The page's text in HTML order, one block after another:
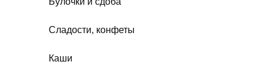
Сладости, конфеты
Каши